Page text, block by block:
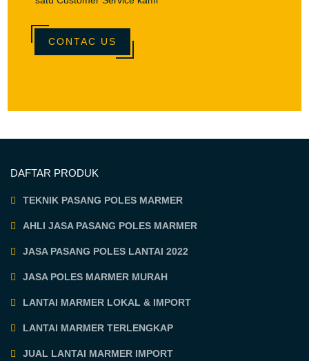
CONTAC US
DAFTAR PRODUK
TEKNIK PASANG POLES MARMER
AHLI JASA PASANG POLES MARMER
JASA PASANG POLES LANTAI 2022
JASA POLES MARMER MURAH
LANTAI MARMER LOKAL & IMPORT
LANTAI MARMER TERLENGKAP
JUAL LANTAI MARMER IMPORT